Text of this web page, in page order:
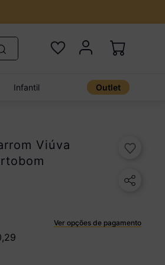
Infantil Outlet
Viúva
Ver opções de pagamento
,29